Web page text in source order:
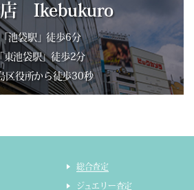
店 Ikebukuro
池袋駅」徒歩6分
東池袋駅」徒歩2分
区役所から徒歩30秒
総合査定
ジュエリー査定